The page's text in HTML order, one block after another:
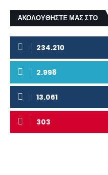
ΑΚΟΛΟΥΘΗΣΤΕ ΜΑΣ ΣΤΟ
234.210
2.998
13.061
303